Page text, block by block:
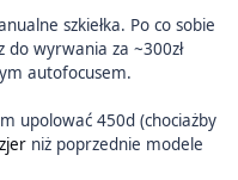
szkiełka. Po co sobie
do wyrwania za ~300zł
autofocusem.
upolować 450d (chociażby
niż poprzednie modele